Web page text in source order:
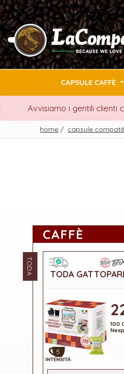
CAPSULE CAFFÈ
Avvisiamo i gentili clienti
home / capsule
CAFFÈ
TODA TODA
5
100